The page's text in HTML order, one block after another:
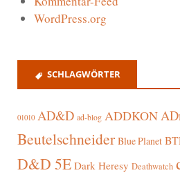
WordPress.org
SCHLAGWÖRTER
01010 AD&D ad-blog ADDKON
Beutelschneider Blue Planet
D&D 5E Dark Heresy Deathwatch